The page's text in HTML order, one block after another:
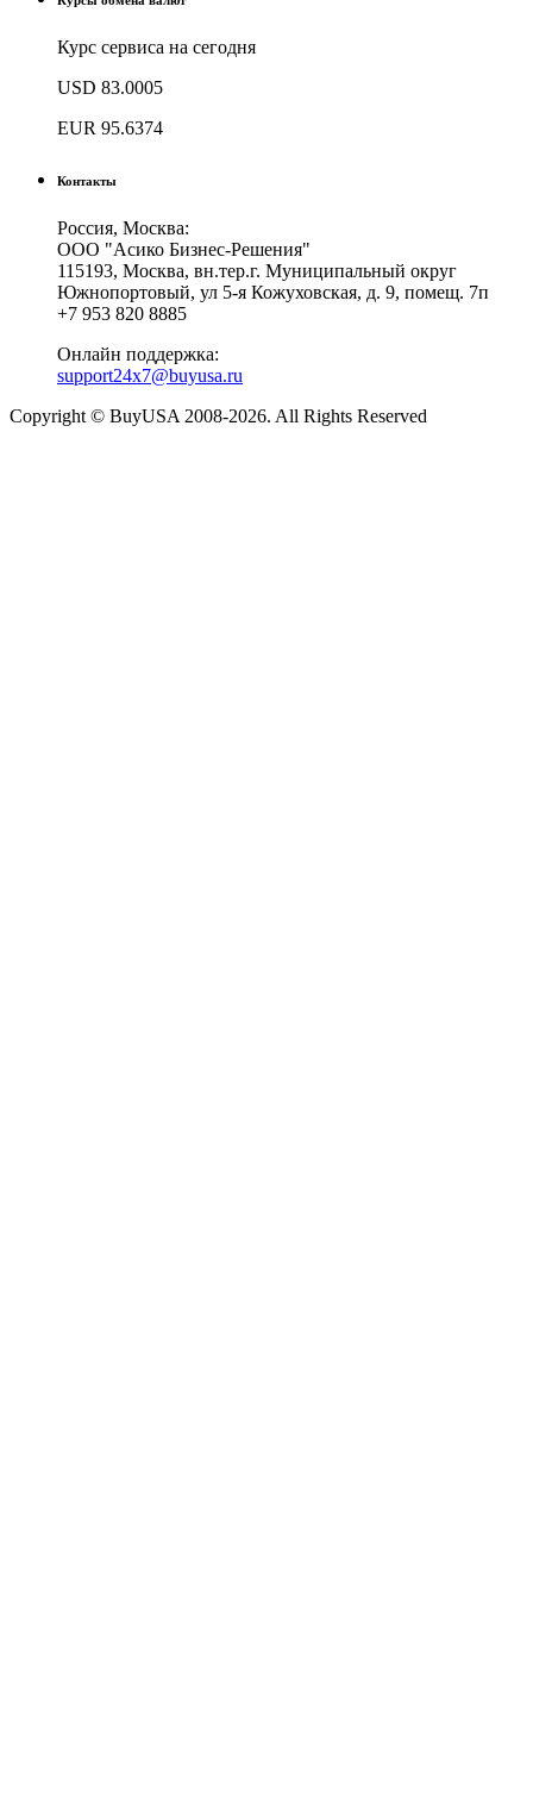
Курс сервиса на сегодня
USD 83.0005
EUR 95.6374
Контакты
Россия, Москва:
ООО "Асико Бизнес-Решения"
115193, Москва, вн.тер.г. Муниципальный округ
Южнопортовый, ул 5-я Кожуховская, д. 9, помещ. 7п
+7 953 820 8885
Онлайн поддержка:
support24x7@buyusa.ru
Copyright © BuyUSA 2008-2026. All Rights Reserved